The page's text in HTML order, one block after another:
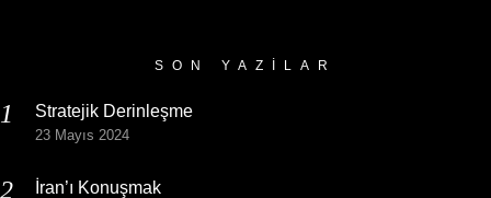
SON YAZILAR
Stratejik Derinleşme
23 Mayıs 2024
İran’ı Konuşmak